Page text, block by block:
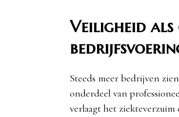
Veiligheid
Steeds meer bedrijven
onderdeel van
verlaagt het ziekteverzuim